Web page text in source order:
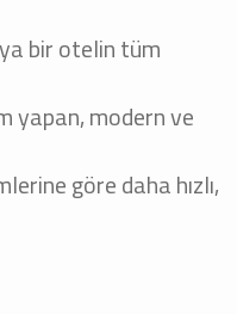
bir otelin tüm
yapan, modern ve
göre daha hızlı,